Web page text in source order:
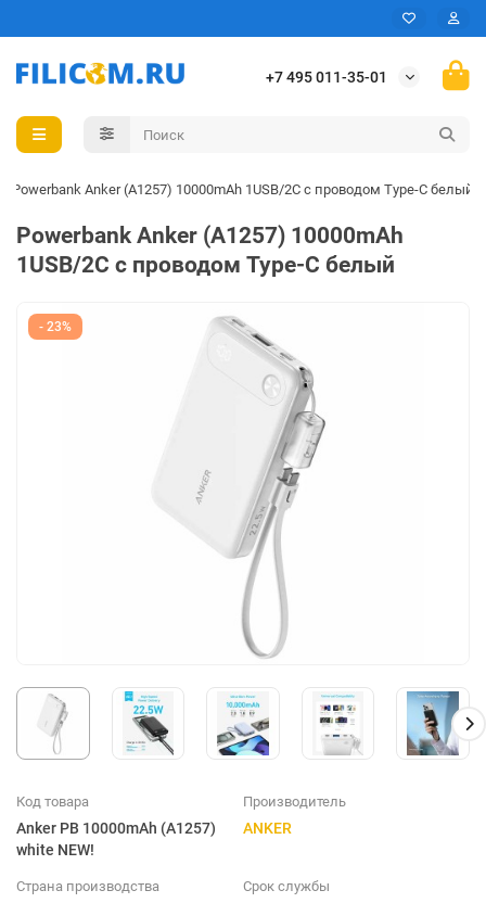
+7 495 011-35-01
Powerbank Anker (A1257) 10000mAh 1USB/2C с проводом Type-C белый
Powerbank Anker (A1257) 10000mAh
1USB/2C с проводом Type-C белый
- 23%
Код товара
Anker PB 10000mAh (A1257)
white NEW!
Производитель
ANKER
Страна производства Срок службы